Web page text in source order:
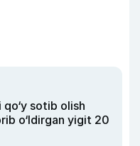
sotib olish
o‘ldirgan yigit 20